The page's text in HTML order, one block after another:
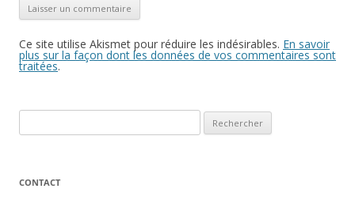
Ce site utilise Akismet pour réduire les indésirables. En savoir
plus sur la façon dont les données de vos commentaires sont
traitées.
CONTACT